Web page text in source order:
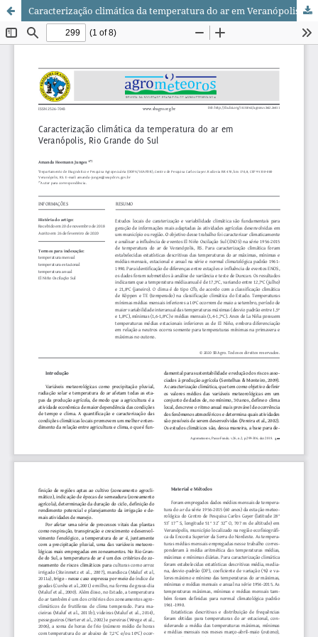
Caracterização climática da temperatura do ar em Veranópolis, Rio Grande do Sul